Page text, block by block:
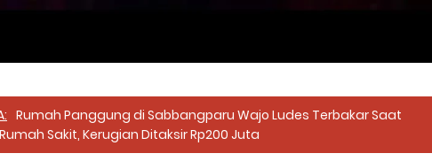
Rumah Panggung di Sabbangparu Wajo Ludes Terbakar Saat
Sakit, Kerugian Ditaksir Rp200 Juta